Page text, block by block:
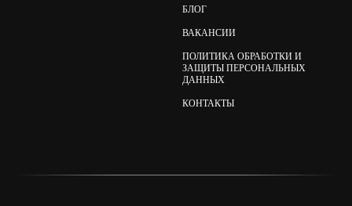
БЛОГ
ВАКАНСИИ
ПОЛИТИКА ОБРАБОТКИ И
ЗАЩИТЫ ПЕРСОНАЛЬНЫХ
ДАННЫХ
КОНТАКТЫ